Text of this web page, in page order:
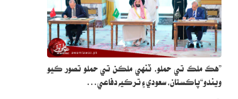
”هڪ ملڪ تي حملو، ٽنهي ملڪن تي حملو تصور ڪيو
ويندو“پاڪستان، سعودي ۽ ترڪيه دفاعي…